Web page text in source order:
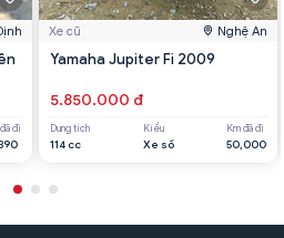
đi
Xe cũ Nghệ An
Yamaha Jupiter Fi 2009
5.850.000 đ
Dung tích
114 cc
Kiểu
Xe số
Km đã đi
50,000